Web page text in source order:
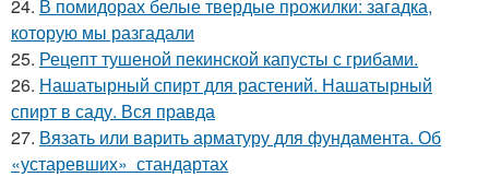
24. В помидорах белые твердые прожилки: загадка,
которую мы разгадали
25. Рецепт тушеной пекинской капусты с грибами.
26. Нашатырный спирт для растений. Нашатырный
спирт в саду. Вся правда
27. Вязать или варить арматуру для фундамента. Об
«устаревших» стандартах